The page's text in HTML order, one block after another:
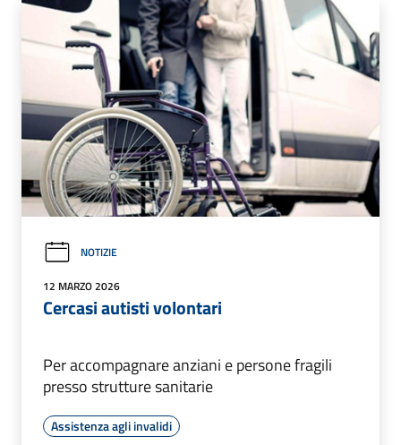
NOTIZIE
12 MARZO 2026
Cercasi autisti volontari
Per accompagnare anziani e persone fragili
presso strutture sanitarie
Assistenza agli invalidi